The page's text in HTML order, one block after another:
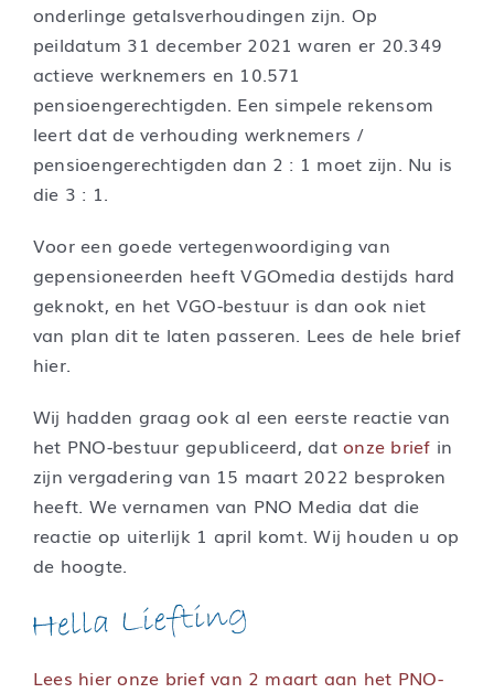
onderlinge getalsverhoudingen zijn. Op
peildatum 31 december 2021 waren er 20.349
actieve werknemers en 10.571
pensioengerechtigden. Een simpele rekensom
leert dat de verhouding werknemers /
pensioengerechtigden dan 2 : 1 moet zijn. Nu is
die 3 : 1.
Voor een goede vertegenwoordiging van
gepensioneerden heeft VGOmedia destijds hard
geknokt, en het VGO-bestuur is dan ook niet
van plan dit te laten passeren. Lees de hele brief
hier.
Wij hadden graag ook al een eerste reactie van
het PNO-bestuur gepubliceerd, datonze brief in
zijn vergadering van 15 maart 2022 besproken
heeft. We vernamen van PNO Media dat die
reactie op uiterlijk 1 april komt. Wij houden u op
de hoogte.
Lees hier onze brief van 2 maart aan het PNO-